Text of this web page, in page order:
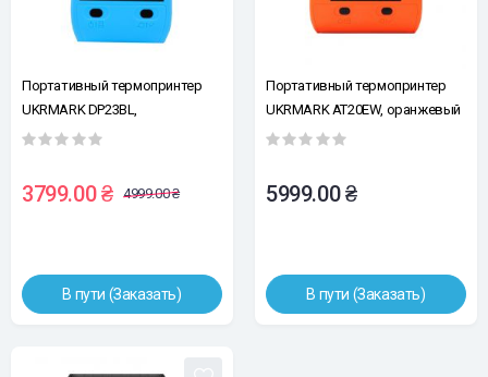
Портативный термопринтер
UKRMARK DP23BL,
USB/Bluetooth, рулоны 15-58
Печать на термобумаге и
полимерных этикетках.
3799.00 ₴ 4999.00 ₴
В пути (Заказать)
Портативный термопринтер
UKRMARK AT20EW, оранжевый
USB/Bluetooth, рулоны 30-80мм,
на термобумаге и полимерных
этикетках.
5999.00 ₴
В пути (Заказать)